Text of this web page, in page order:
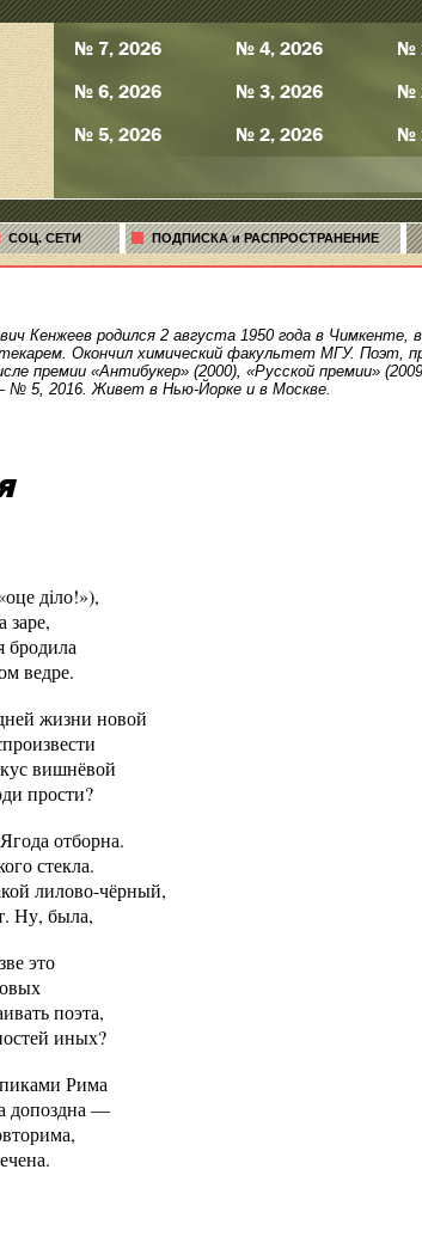
№ 7, 2026
№ 6, 2026
№ 5, 2026
№ 4, 2026
№ 3, 2026
№ 2, 2026
№
№
№
СОЦ. СЕТИ ПОДПИСКА и РАСПРОСТРАНЕНИЕ
Кенжеев родился 2 августа 1950 года в
Окончил химический факультет МГУ. Поэт,
премии «Антибукер» (2000), «Русской премии»
№ 5, 2016. Живет в Нью-Йорке и в Москве.
дiло!»),
заре,
бродила
ведре.
жизни новой
вишнёвой
прости?
отборна.
стекла.
лилово-чёрный,
Ну, была,
это
поэта,
иных?
Рима
допоздна —